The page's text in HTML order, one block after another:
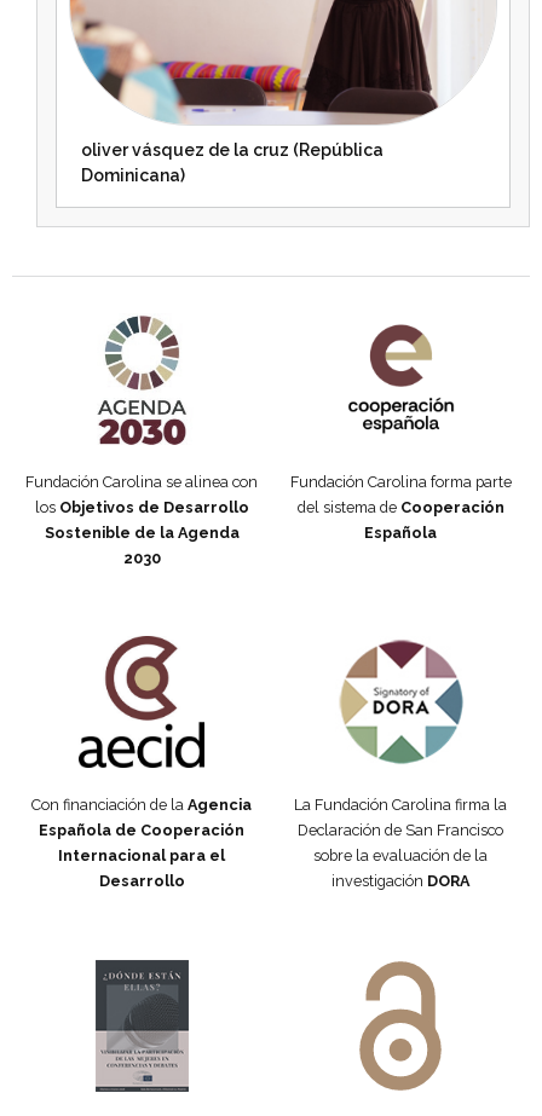
oliver vásquez de la cruz (República
Dominicana)
Fundación Carolina se alinea con
los Objetivos de Desarrollo
Sostenible de la Agenda
2030
Fundación Carolina forma parte
del sistema de Cooperación
Española
Con financiación de la Agencia
Española de Cooperación
Internacional para el
Desarrollo
La Fundación Carolina firma la
Declaración de San Francisco
sobre la evaluación de la
investigación DORA